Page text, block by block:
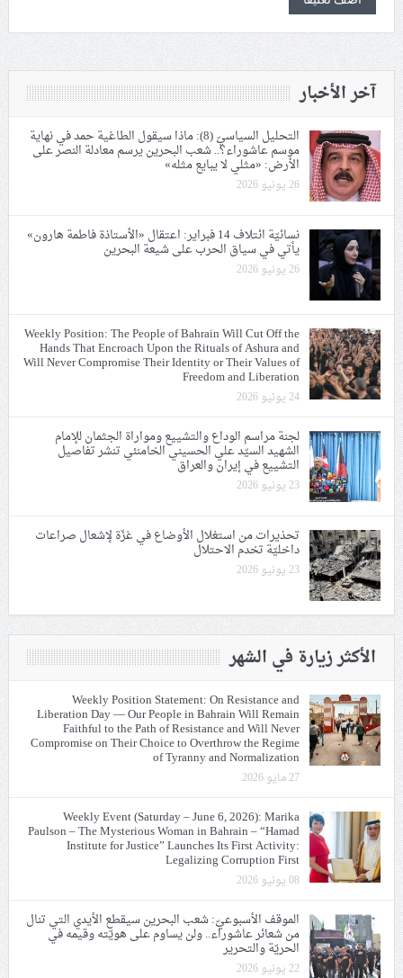
آخر الأخبار
التحليل السياسيّ (8): ماذا سيقول الطاغية حمد في نهاية
موسم عاشوراء؟.. شعب البحرين يرسم معادلة النصر على
الأرض: «مثلي لا يبايع مثله»
26 يونيو 2026
نسائيّة ائتلاف 14 فبراير: اعتقال «الأستاذة فاطمة هارون»
يأتي في سياق الحرب على شيعة البحرين
26 يونيو 2026
Weekly Position: The People of Bahrain Will Cut Off the
Hands That Encroach Upon the Rituals of Ashura and
Will Never Compromise Their Identity or Their Values of
Freedom and Liberation
24 يونيو 2026
لجنة مراسم الوداع والتشييع ومواراة الجثمان للإمام
الشهيد السيّد علي الحسيني الخامنئي تنشر تفاصيل
التشييع في إيران والعراق
23 يونيو 2026
تحذيرات من استغلال الأوضاع في غزّة لإشعال صراعات
داخليّة تخدم الاحتلال
23 يونيو 2026
الأكثر زيارة في الشهر
Weekly Position Statement: On Resistance and
Liberation Day — Our People in Bahrain Will Remain
Faithful to the Path of Resistance and Will Never
Compromise on Their Choice to Overthrow the Regime
of Tyranny and Normalization
27 مايو 2026
Weekly Event (Saturday – June 6, 2026): Marika
Paulson – The Mysterious Woman in Bahrain – “Hamad
Institute for Justice” Launches Its First Activity:
Legalizing Corruption First
08 يونيو 2026
الموقف الأسبوعيّ: شعب البحرين سيقطع الأيدي التي تنال
من شعائر عاشوراء.. ولن يساوم على هويّته وقيمه في
الحريّة والتحرير
22 يونيو 2026